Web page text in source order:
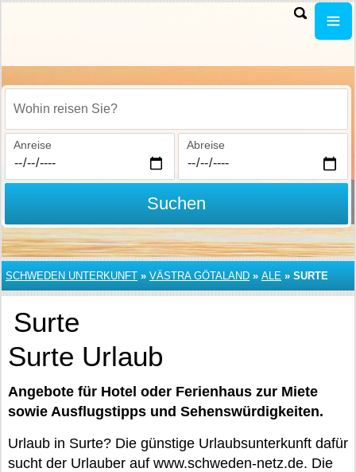
Wohin reisen Sie?
Anreise Abreise
Suchen
SCHWEDEN UNTERKUNFT » VÄSTRA GÖTALAND » ALE » SURTE
Surte
Surte Urlaub
Angebote für Hotel oder Ferienhaus zur Miete
sowie Ausflugstipps und Sehenswürdigkeiten.
Urlaub in Surte? Die günstige Urlaubsunterkunft dafür
sucht der Urlauber auf www.schweden-netz.de. Die